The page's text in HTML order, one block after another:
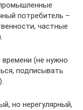
потребитель –
частные
(не нужно
подписывать
но нерегулярный,